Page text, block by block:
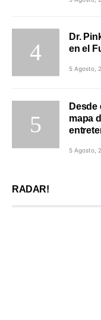
Dr.
en el
5 Agosto,
Desde
mapa
5 Agosto,
RADAR!